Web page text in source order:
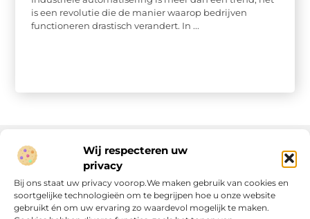
Wij respecteren uw
privacy
Bij ons staat uw privacy voorop.We maken gebruik van cookies en
soortgelijke technologieën om te begrijpen hoe u onze website
gebruikt én om uw ervaring zo waardevol mogelijk te maken.
is een revolutie die de manier waarop bedrijven
functioneren drastisch verandert. In ...
Onze informatie